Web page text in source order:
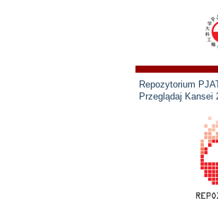
Repozytorium
Przeglądaj Kansei